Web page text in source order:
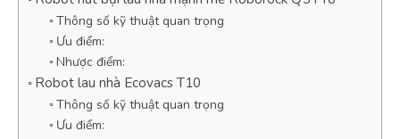
Thông số kỹ thuật quan trọng
Ưu điểm:
Nhược điểm:
Robot lau nhà Ecovacs T10
Thông số kỹ thuật quan trọng
Ưu điểm: